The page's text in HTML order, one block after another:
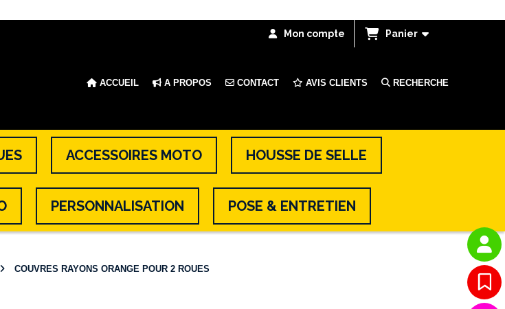
Mon compte Panier
ACCUEIL A PROPOS CONTACT AVIS CLIENTS RECHERCHE
ACCESSOIRES MOTO HOUSSE DE SELLE
PERSONNALISATION POSE & ENTRETIEN
COUVRES RAYONS ORANGE POUR 2 ROUES